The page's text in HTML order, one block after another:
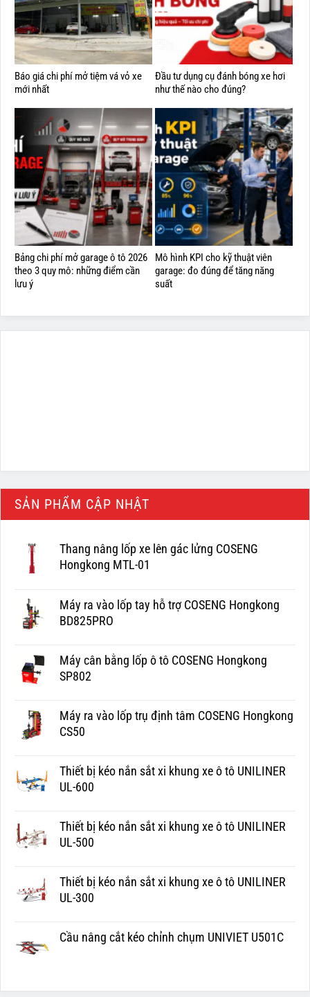
Báo giá chi phí mở tiệm vá vỏ xe
mới nhất
Đầu tư dụng cụ đánh bóng xe hơi
như thế nào cho đúng?
Bảng chi phí mở garage ô tô 2026
theo 3 quy mô: những điểm cần
lưu ý
Mô hình KPI cho kỹ thuật viên
garage: đo đúng để tăng năng
suất
SẢN PHẨM CẬP NHẬT
Thang nâng lốp xe lên gác lửng COSENG
Hongkong MTL-01
Máy ra vào lốp tay hỗ trợ COSENG Hongkong
BD825PRO
Máy cân bằng lốp ô tô COSENG Hongkong
SP802
Máy ra vào lốp trụ định tâm COSENG Hongkong
CS50
Thiết bị kéo nắn sắt xi khung xe ô tô UNILINER
UL-600
Thiết bị kéo nắn sắt xi khung xe ô tô UNILINER
UL-500
Thiết bị kéo nắn sắt xi khung xe ô tô UNILINER
UL-300
Cầu nâng cắt kéo chỉnh chụm UNIVIET U501C